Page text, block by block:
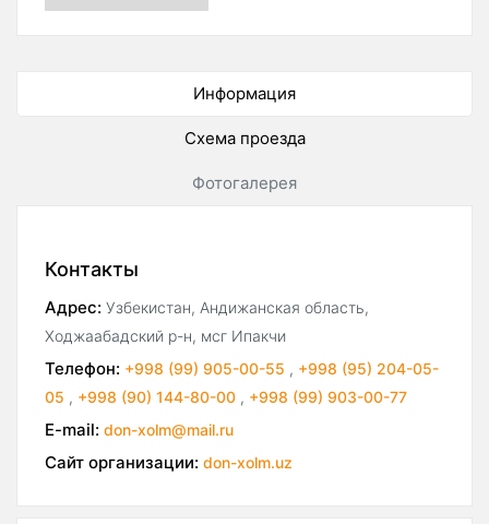
Информация
Схема проезда
Фотогалерея
Контакты
Адрес: Узбекистан, Андижанская область,
Ходжаабадский р-н, мсг Ипакчи
Телефон: +998 (99) 905-00-55 , +998 (95) 204-05-
05 , +998 (90) 144-80-00 , +998 (99) 903-00-77
E-mail: don-xolm@mail.ru
Сайт организации: don-xolm.uz